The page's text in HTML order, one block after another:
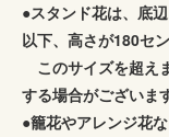
●スタンド花は、底
以下、高さが180セ
このサイズを超え
する場合がございま
●籠花やアレンジ花